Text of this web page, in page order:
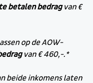
te betalen bedragvan €
op de AOW-
van € 460,-.*
beide inkomens laten